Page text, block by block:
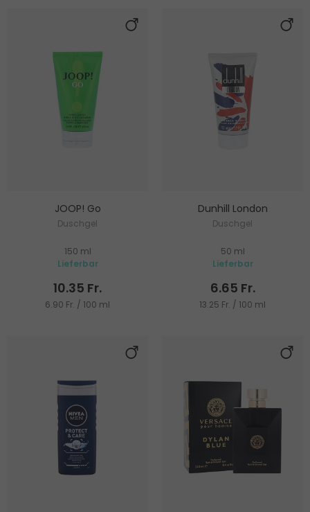
JOOP! Go
Duschgel
150 ml
Lieferbar
10.35 Fr.
6.90 Fr. / 100 ml
Dunhill London
Duschgel
50 ml
Lieferbar
6.65 Fr.
13.25 Fr. / 100 ml